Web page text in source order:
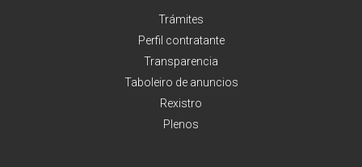
Trámites
Perfil contratante
Transparencia
Taboleiro de anuncios
Rexistro
Plenos